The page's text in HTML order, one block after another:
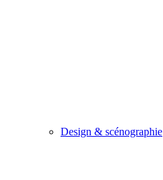
Design & scénographie